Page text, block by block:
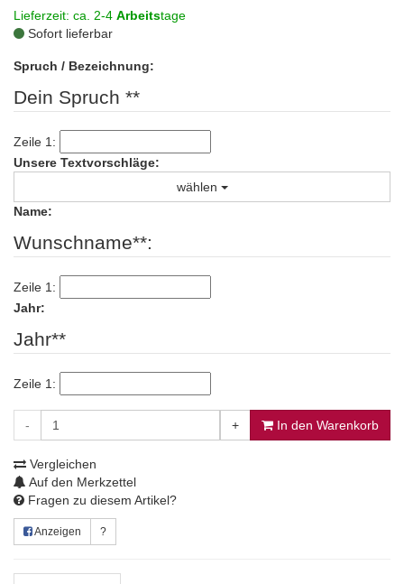
Lieferzeit: ca. 2-4 Arbeitstage
Sofort lieferbar
Spruch / Bezeichnung:
Dein Spruch **
Zeile 1:
Unsere Textvorschläge:
wählen
Name:
Wunschname**:
Zeile 1:
Jahr:
Jahr**
Zeile 1:
- + In den Warenkorb
Vergleichen
Auf den Merkzettel
Fragen zu diesem Artikel?
Anzeigen ?